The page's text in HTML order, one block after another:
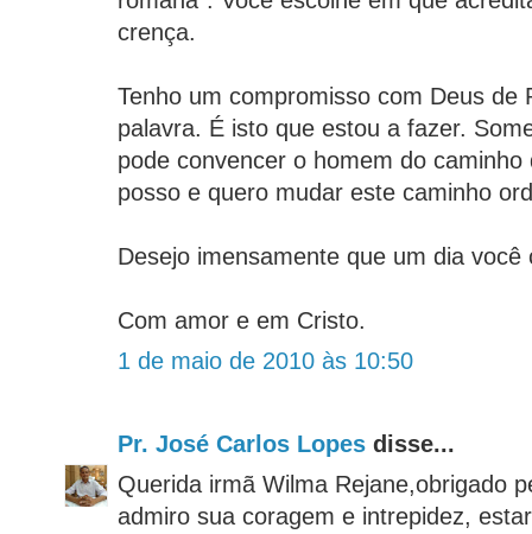
crença.
Tenho um compromisso com Deus de
palavra. É isto que estou a fazer.
pode convencer o homem do caminho
posso e quero mudar este caminho
Desejo imensamente que um dia você
Com amor e em Cristo.
1 de maio de 2010 às 10:50
Pr. José Carlos Lopes disse...
Querida irmã Wilma Rejane,obrigado
admiro sua coragem e intrepidez,